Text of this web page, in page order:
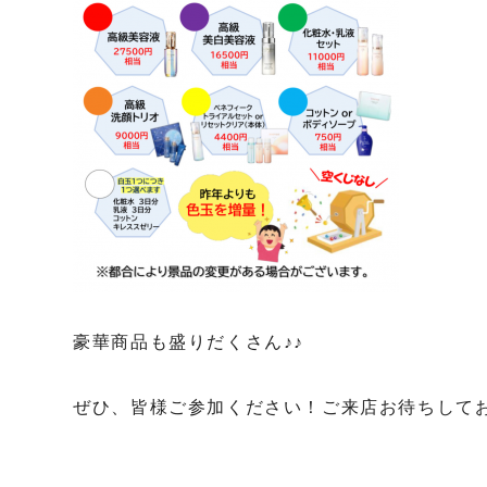
豪華商品も盛りだくさん♪♪
ぜひ、皆様ご参加ください！ご来店お待ちして